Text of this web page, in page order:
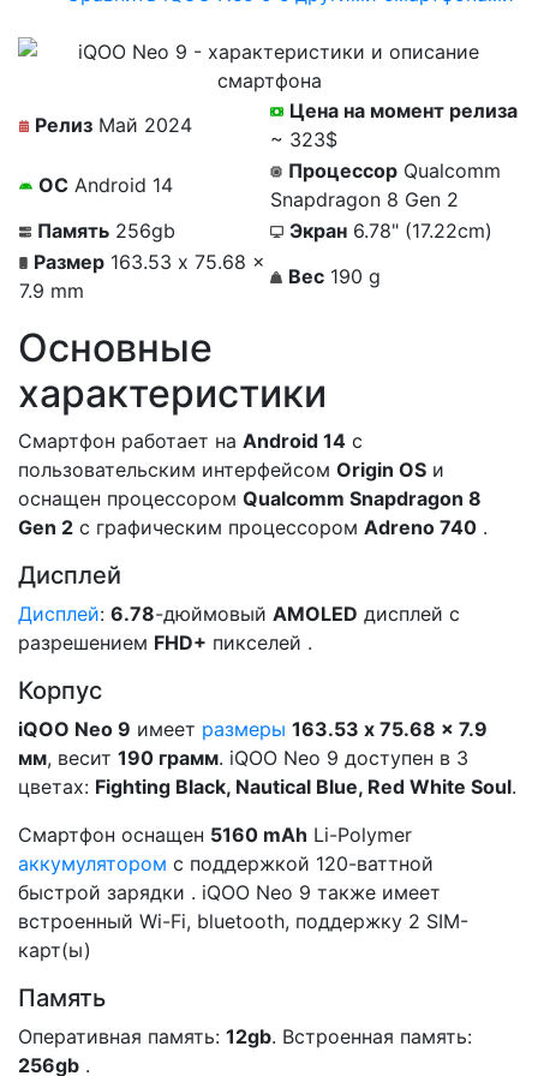
Релиз Май 2024
Цена на момент релиза
~ 323$
ОСAndroid 14
ПроцессорQualcomm
Snapdragon 8 Gen 2
Память256gb Экран6.78" (17.22cm)
Размер 163.53 x 75.68 x
7.9 mm
Вес190 g
Основные
характеристики
Смартфон работает на Android 14 c
пользовательским интерфейсом Origin OS и
оснащен процессором Qualcomm Snapdragon 8
Gen 2 с графическим процессором Adreno 740 .
Дисплей
Дисплей: 6.78-дюймовый AMOLED дисплей с
разрешением FHD+ пикселей .
Корпус
iQOO Neo 9 имеет размеры 163.53 x 75.68 x 7.9
мм, весит 190 грамм. iQOO Neo 9 доступен в 3
цветах: Fighting Black, Nautical Blue, Red White Soul.
Смартфон оснащен 5160 mAh Li-Polymer
аккумулятором с поддержкой 120-ваттной
быстрой зарядки . iQOO Neo 9 также имеет
встроенный Wi-Fi, bluetooth, поддержку 2 SIM-
карт(ы)
Память
Оперативная память: 12gb. Встроенная память:
256gb .